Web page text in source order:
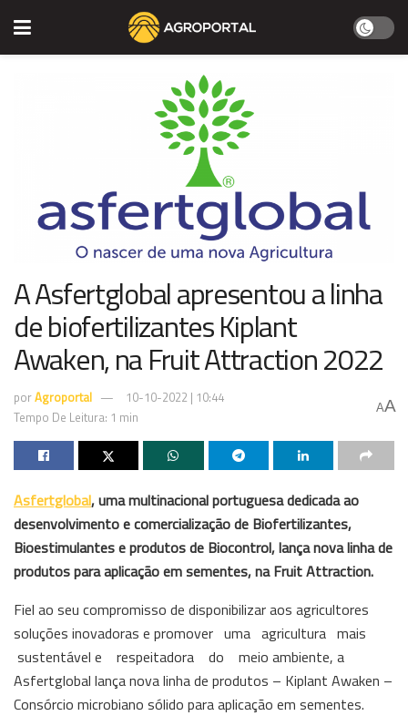
A Asfertglobal apresentou a linha
de biofertilizantes Kiplant
Awaken, na Fruit Attraction 2022
porAgroportal
10-10-2022 | 10:44
Tempo De Leitura: 1 min
AA
Asfertglobal, uma multinacional portuguesa dedicada ao
desenvolvimento e comercialização de Biofertilizantes,
Bioestimulantes e produtos de Biocontrol, lança nova linha de
produtos para aplicação em sementes, na Fruit Attraction.
Fiel ao seu compromisso de disponibilizar aos agricultores
soluções inovadoras e promover uma agricultura mais
sustentável e respeitadora do meio ambiente, a
Asfertglobal lança nova linha de produtos – Kiplant Awaken –
Consórcio microbiano sólido para aplicação em sementes.